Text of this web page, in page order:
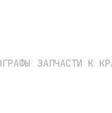
ЗАПЧАСТИ К